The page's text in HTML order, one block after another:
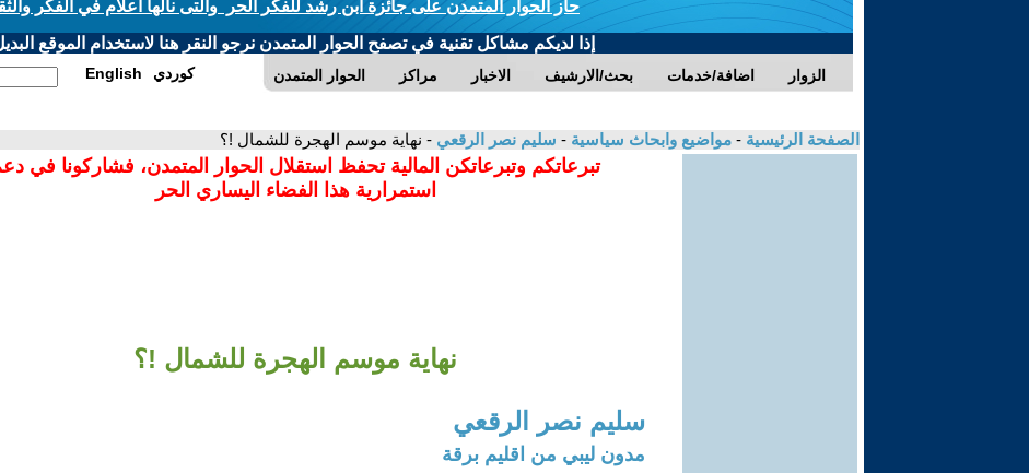
حاز الحوار المتمدن على جائزة ابن رشد للفكر الحر والتى نالها أعلام في الفكر
إذا لديكم مشاكل تقنية في تصفح الحوار المتمدن نرجو النقر هنا لاستخدام الموقع
الحوار المتمدن مراكز الاخبار بحث/الارشيف اضافة/خدمات الزوار English كوردي
الصفحة الرئيسية - مواضيع وابحاث سياسية - سليم نصر الرقعي - نهاية موسم الهجرة للشمال !؟
تبرعاتكم وتبرعاتكن المالية تحفظ استقلال الحوار المتمدن، فشاركونا في
استمرارية هذا الفضاء اليساري الحر
نهاية موسم الهجرة للشمال !؟
سليم نصر الرقعي
مدون ليبي من اقليم برقة